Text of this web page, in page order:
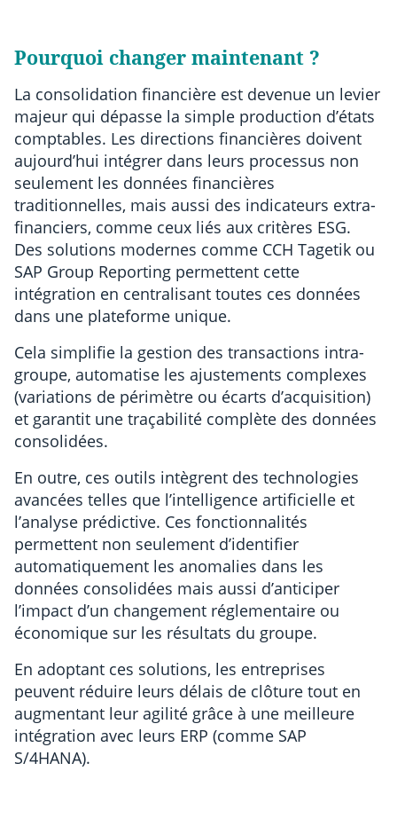
Pourquoi changer maintenant ?
La consolidation financière est devenue un levier
majeur qui dépasse la simple production d’états
comptables. Les directions financières doivent
aujourd’hui intégrer dans leurs processus non
seulement les données financières
traditionnelles, mais aussi des indicateurs extra-
financiers, comme ceux liés aux critères ESG.
Des solutions modernes comme CCH Tagetik ou
SAP Group Reporting permettent cette
intégration en centralisant toutes ces données
dans une plateforme unique.
Cela simplifie la gestion des transactions intra-
groupe, automatise les ajustements complexes
(variations de périmètre ou écarts d’acquisition)
et garantit une traçabilité complète des données
consolidées.
En outre, ces outils intègrent des technologies
avancées telles que l’intelligence artificielle et
l’analyse prédictive. Ces fonctionnalités
permettent non seulement d’identifier
automatiquement les anomalies dans les
données consolidées mais aussi d’anticiper
l’impact d’un changement réglementaire ou
économique sur les résultats du groupe.
En adoptant ces solutions, les entreprises
peuvent réduire leurs délais de clôture tout en
augmentant leur agilité grâce à une meilleure
intégration avec leurs ERP (comme SAP
S/4HANA).